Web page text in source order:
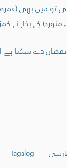
تو میں بھی (عمرہ
کے بخار نے
دے سکتا ہے
Tagalog